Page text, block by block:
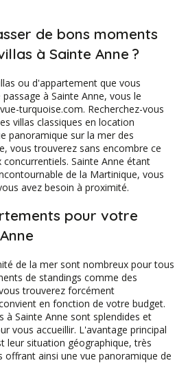
de bons moments
à Sainte Anne ?
ou d'appartement que vous
à Sainte Anne, vous le
turquoise.com. Recherchez-vous
villas classiques en location
panoramique sur la mer des
vous trouverez sans encombre ce
Sainte Anne étant
de la Martinique, vous
avez besoin à proximité.
pour votre
de la mer sont nombreux pour tous
de standings comme des
trouverez forcément
en fonction de votre budget.
à Sainte Anne sont splendides et
vous accueillir. L'avantage principal
leur situation géographique, très
offrant ainsi une vue panoramique de